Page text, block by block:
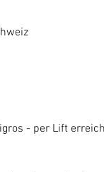
- per Lift